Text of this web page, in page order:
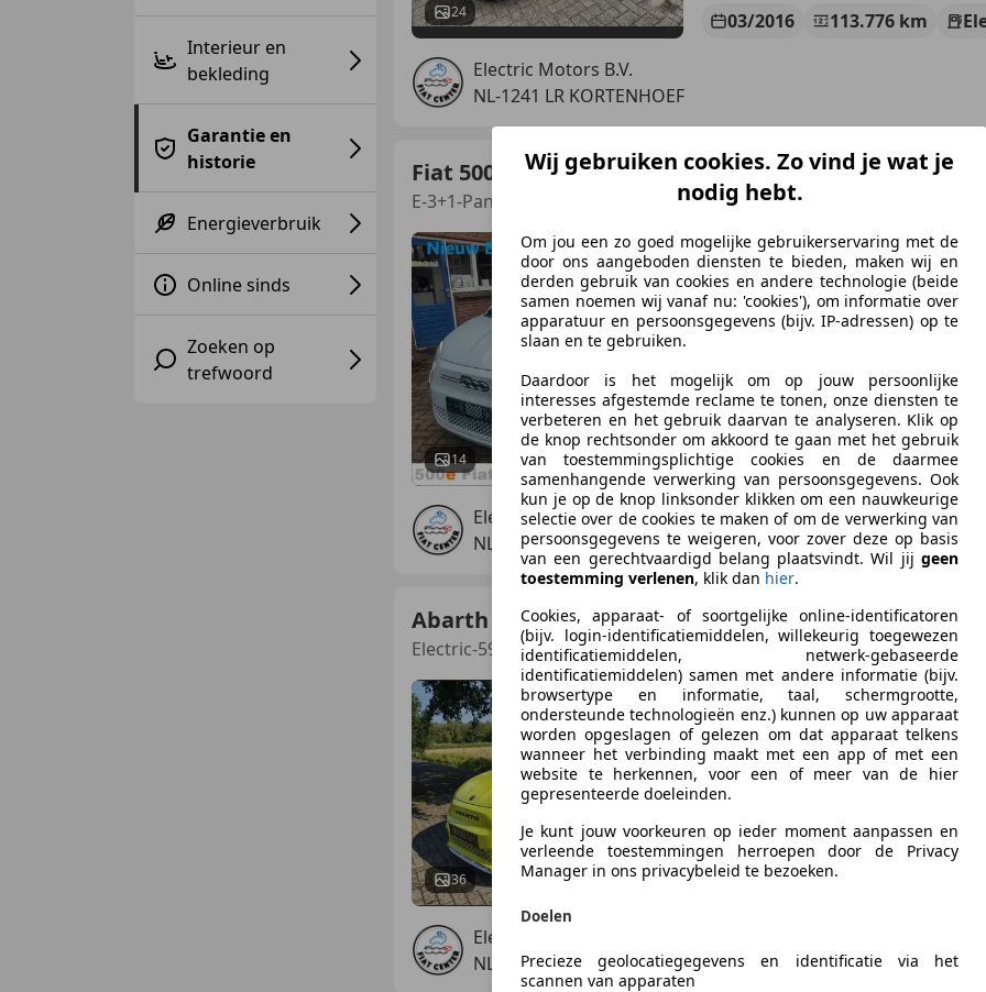
Interieur en
bekleding
Garantie en
historie
Energieverbruik
Online sinds
Zoeken op
trefwoord
24 03/2016 113.776 km
Electric Motors B.V.
NL-1241 LR KORTENHOEF
Fiat 500
E-3+1-Panoramadak -42KW -Snelladen -Magic Eye- mee
14
€ 18.950
06/2021 74.963 km
Electric Motors B.V.
NL-1241 LR KORTENHOEF
Abarth 500
Electric-595-Sport -42KW- 152PK - Als Nieuw!!
36
€ 25.950 1
Electric Motors B.V.
NL-1241 LR KORTENHOEF
Wij gebruiken cookies. Zo vind je wat je
nodig hebt.
Om jou een zo goed mogelijke gebruikerservaring met de
door ons aangeboden diensten te bieden, maken wij en
derden gebruik van cookies en andere technologie (beide
samen noemen wij vanaf nu: 'cookies'), om informatie over
apparatuur en persoonsgegevens (bijv. IP-adressen) op te
slaan en te gebruiken.
Daardoor is het mogelijk om op jouw persoonlijke
interesses afgestemde reclame te tonen, onze diensten te
verbeteren en het gebruik daarvan te analyseren. Klik op
de knop rechtsonder om akkoord te gaan met het gebruik
van toestemmingsplichtige cookies en de daarmee
samenhangende verwerking van persoonsgegevens. Ook
kun je op de knop linksonder klikken om een nauwkeurige
selectie over de cookies te maken of om de verwerking van
persoonsgegevens te weigeren, voor zover deze op basis
van een gerechtvaardigd belang plaatsvindt. Wil jij geen
toestemming verlenen, klik dan hier.
Cookies, apparaat- of soortgelijke online-identificatoren
(bijv. login-identificatiemiddelen, willekeurig toegewezen
identificatiemiddelen, netwerk-gebaseerde
identificatiemiddelen) samen met andere informatie (bijv.
browsertype en informatie, taal, schermgrootte,
ondersteunde technologieën enz.) kunnen op uw apparaat
worden opgeslagen of gelezen om dat apparaat telkens
wanneer het verbinding maakt met een app of met een
website te herkennen, voor een of meer van de hier
gepresenteerde doeleinden.
Je kunt jouw voorkeuren op ieder moment aanpassen en
verleende toestemmingen herroepen door de Privacy
Manager in ons privacybeleid te bezoeken.
Doelen
Precieze geolocatiegegevens en identificatie via het
scannen van apparaten